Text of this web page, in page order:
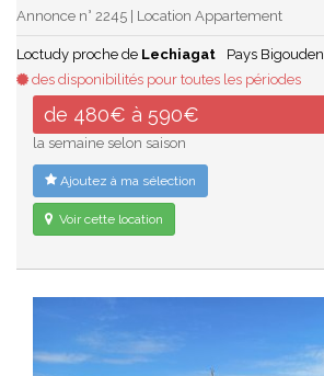
Annonce n° 2245 | Location Appartement
Loctudy proche de Lechiagat Pays Bigouden
des disponibilités pour toutes les périodes
de 480€ à 590€
la semaine selon saison
Ajoutez à ma sélection
Voir cette location